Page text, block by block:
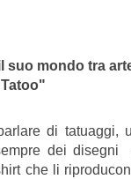
suo mondo tra
di tatuaggi,
dei
che li